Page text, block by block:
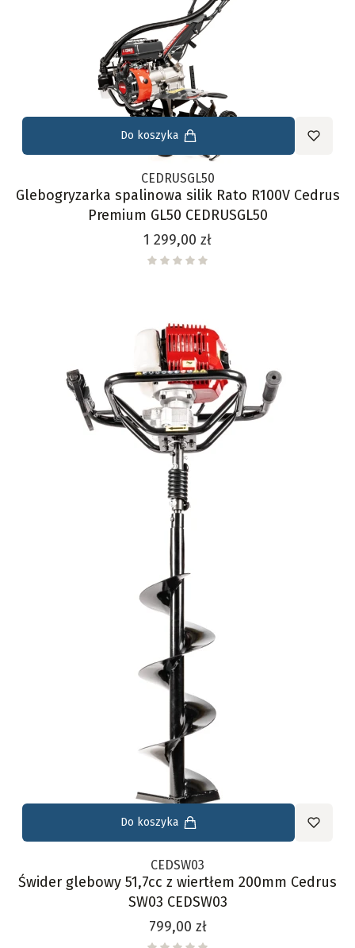
Do koszyka
CEDRUSGL50
Glebogryzarka spalinowa silik Rato R100V Cedrus
Premium GL50 CEDRUSGL50
Cena
1 299,00 zł
Do koszyka
CEDSW03
Świder glebowy 51,7cc z wiertłem 200mm Cedrus
SW03 CEDSW03
Cena
799,00 zł